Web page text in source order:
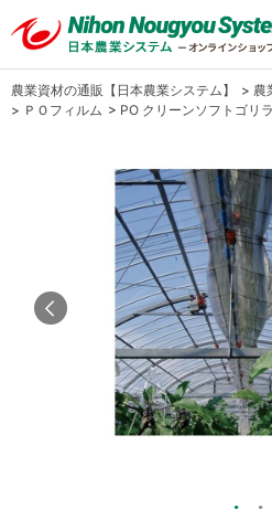
農業資材の通販【日本農業システム】 > 農
> ＰＯフィルム > PO クリーンソフトゴリ